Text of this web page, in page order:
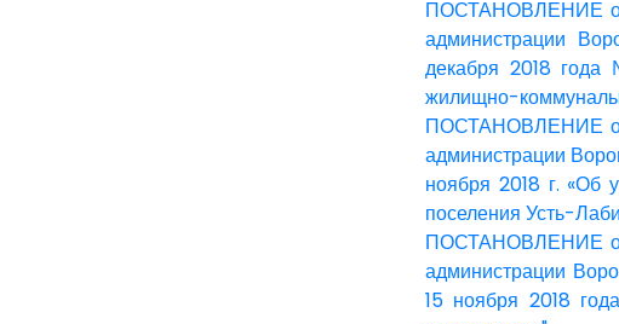
ПОСТАНОВЛЕНИЕ от
администрации
декабря 2018
жилищно-
ПОСТАНОВЛЕНИЕ от
администрации
ноября 2018 г. «Об
поселения Усть-
ПОСТАНОВЛЕНИЕ от
администрации
15 ноября 2018